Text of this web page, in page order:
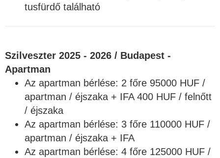
tusfürdő található
Szilveszter 2025 - 2026 / Budapest -
Apartman
Az apartman bérlése: 2 főre 95000 HUF /
apartman / éjszaka + IFA 400 HUF / felnőtt
/ éjszaka
Az apartman bérlése: 3 főre 110000 HUF /
apartman / éjszaka + IFA
Az apartman bérlése: 4 főre 125000 HUF /